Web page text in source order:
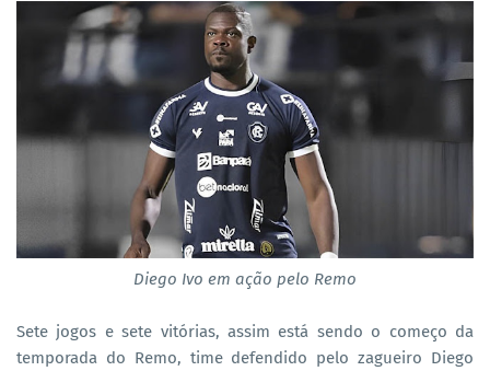
Diego Ivo em ação pelo Remo
Sete jogos e sete vitórias, assim está sendo o começo da
temporada do Remo, time defendido pelo zagueiro Diego